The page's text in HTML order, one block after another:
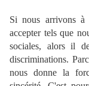
Si nous arrivons à
accepter tels que
sociales, alors il
discriminations.
nous donne la